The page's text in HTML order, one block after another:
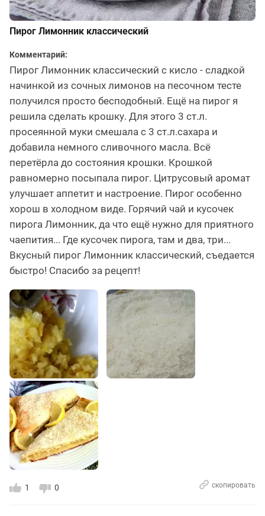
Пирог Лимонник классический
Комментарий:
Пирог Лимонник классический с кисло - сладкой
начинкой из сочных лимонов на песочном тесте
получился просто бесподобный. Ещё на пирог я
решила сделать крошку. Для этого 3 ст.л.
просеянной муки смешала с 3 ст.л.сахара и
добавила немного сливочного масла. Всё
перетёрла до состояния крошки. Крошкой
равномерно посыпала пирог. Цитрусовый аромат
улучшает аппетит и настроение. Пирог особенно
хорош в холодном виде. Горячий чай и кусочек
пирога Лимонник, да что ещё нужно для приятного
чаепития... Где кусочек пирога, там и два, три...
Вкусный пирог Лимонник классический, съедается
быстро! Спасибо за рецепт!
1 0 скопировать